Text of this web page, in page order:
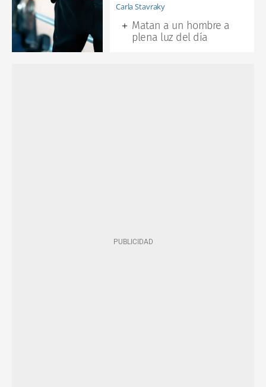
Carla Stavraky
Matan a un hombre a
plena luz del día